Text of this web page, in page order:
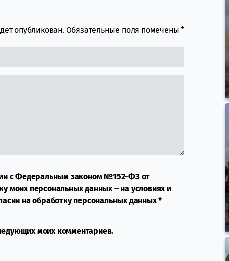
опубликован. Обязательные поля помечены*
с Федеральным законом №152-ФЗ от
моих персональных данных – на условиях и
на обработку персональных данных*
моих комментариев.